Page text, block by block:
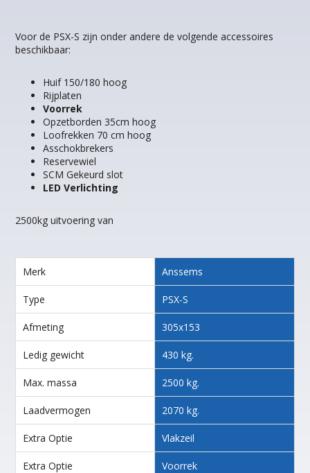
Voor de PSX-S zijn onder andere de volgende accessoires
beschikbaar:
Huif 150/180 hoog
Rijplaten
Voorrek
Opzetborden 35cm hoog
Loofrekken 70 cm hoog
Asschokbrekers
Reservewiel
SCM Gekeurd slot
LED Verlichting
2500kg uitvoering van
Merk Anssems
Type PSX-S
Afmeting 305x153
Ledig gewicht 430 kg.
Max. massa 2500 kg.
Laadvermogen 2070 kg.
Extra Optie Vlakzeil
Extra Optie Voorrek